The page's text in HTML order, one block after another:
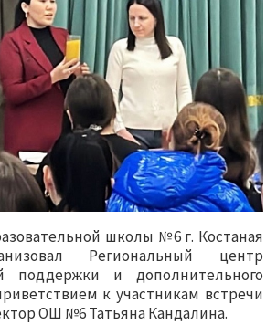
школы №6 г. Костаная
Региональный центр
поддержки и дополнительного
к участникам встречи
ОШ №6 Татьяна Кандалина.